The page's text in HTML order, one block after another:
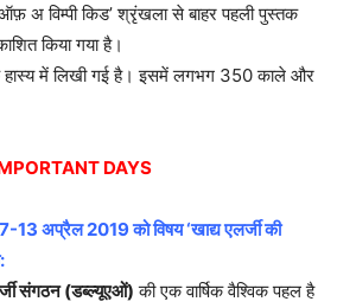
अ विम्पी किड’ श्रृंखला से बाहर पहली पुस्तक
किया गया है।
हास्य में लिखी गई है। इसमें लगभग 350 काले और
DAYS
13 अप्रैल 2019 को विषय ‘खाद्य एलर्जी की
संगठन (डब्ल्यूएओं) की एक वार्षिक वैश्विक पहल है